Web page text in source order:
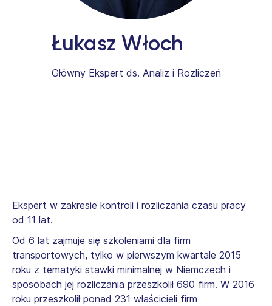
Łukasz Włoch
Główny Ekspert ds. Analiz i Rozliczeń
Ekspert w zakresie kontroli i rozliczania czasu pracy
od 11 lat.
Od 6 lat zajmuje się szkoleniami dla firm
transportowych, tylko w pierwszym kwartale 2015
roku z tematyki stawki minimalnej w Niemczech i
sposobach jej rozliczania przeszkolił 690 firm. W 2016
roku przeszkolił ponad 231 właścicieli firm